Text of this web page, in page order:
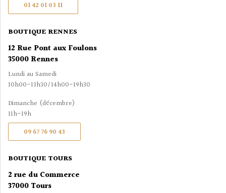
01 42 01 03 11
BOUTIQUE RENNES
12 Rue Pont aux Foulons
35000 Rennes
Lundi au Samedi
10h00-13h30/14h00-19h30
Dimanche (décembre)
11h-19h
09 67 76 90 43
BOUTIQUE TOURS
2 rue du Commerce
37000 Tours